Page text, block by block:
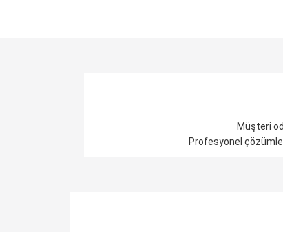
Müşteri
Profesyonel